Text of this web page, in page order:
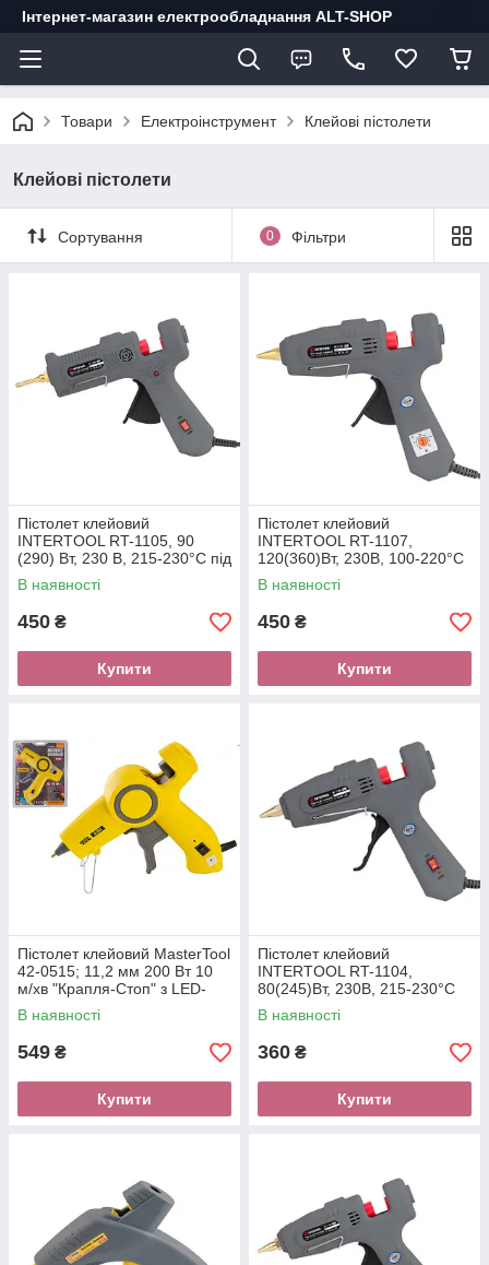
Інтернет-магазин електрообладнання ALT-SHOP
Товари Електроінструмент Клейові пістолети
Клейові пістолети
Сортування 0 Фільтри
Пістолет клейовий
INTERTOOL RT-1105, 90
(290) Вт, 230 В, 215-230°C під
стрижні 10.8-11.5 мм, 13-30
м/хв.
В наявності
450 ₴
Купити
Пістолет клейовий
INTERTOOL RT-1107,
120(360)Вт, 230В, 100-220°C
під стрижні 10.8-11.5 мм, 13-
30 м/хв., рег. т.
В наявності
450 ₴
Купити
Пістолет клейовий MasterTool
42-0515; 11,2 мм 200 Вт 10
м/хв "Крапля-Стоп" з LED-
індикатором
В наявності
549 ₴
Купити
Пістолет клейовий
INTERTOOL RT-1104,
80(245)Вт, 230В, 215-230°C
під стрижні 10.8-11.5 мм, 13-
30 м/хв., вимикачі.
В наявності
360 ₴
Купити